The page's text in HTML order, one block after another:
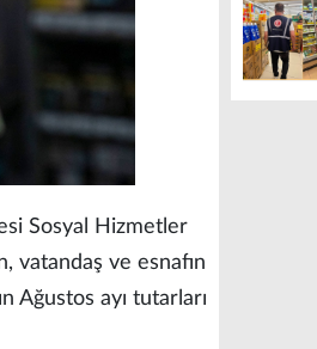
Sosyal Hizmetler
vatandaş ve esnafın
Ağustos ayı tutarları